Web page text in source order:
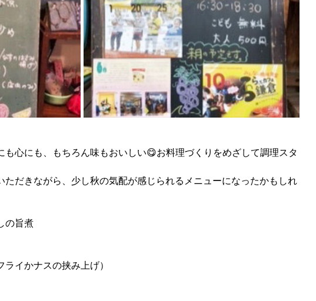
も心にも、もちろん味もおいしい😋お料理づくりをめざして調理スタ
ただきながら、少し秋の気配が感じられるメニューになったかもしれ
の旨煮
イかナスの挟み上げ）